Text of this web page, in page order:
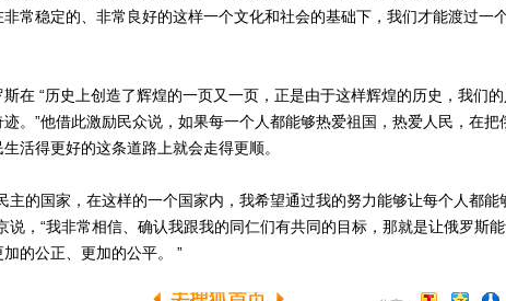
常稳定的、非常良好的这样一个文化和社会的基础下，我们才能渡过一
“历史上创造了辉煌的一页又一页，正是由于这样辉煌的历史，我们
。”他借此激励民众说，如果每一个人都能够热爱祖国，热爱人民，在把
活得更好的这条道路上就会走得更顺。
的国家，在这样的一个国家内，我希望通过我的努力能够让每个人都能
说，“我非常相信、确认我跟我的同仁们有共同的目标，那就是让俄罗斯
的公正、更加的公平。 ”